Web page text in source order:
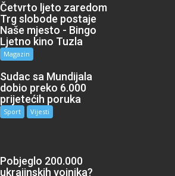
Četvrto ljeto zaredom
Trg slobode postaje
Naše mjesto - Bingo
Ljetno kino Tuzla
Magazin
Sudac sa Mundijala
dobio preko 6.000
prijetećih poruka
Sport Vijesti
Pobjeglo 200.000
ukrajinskih vojnika?